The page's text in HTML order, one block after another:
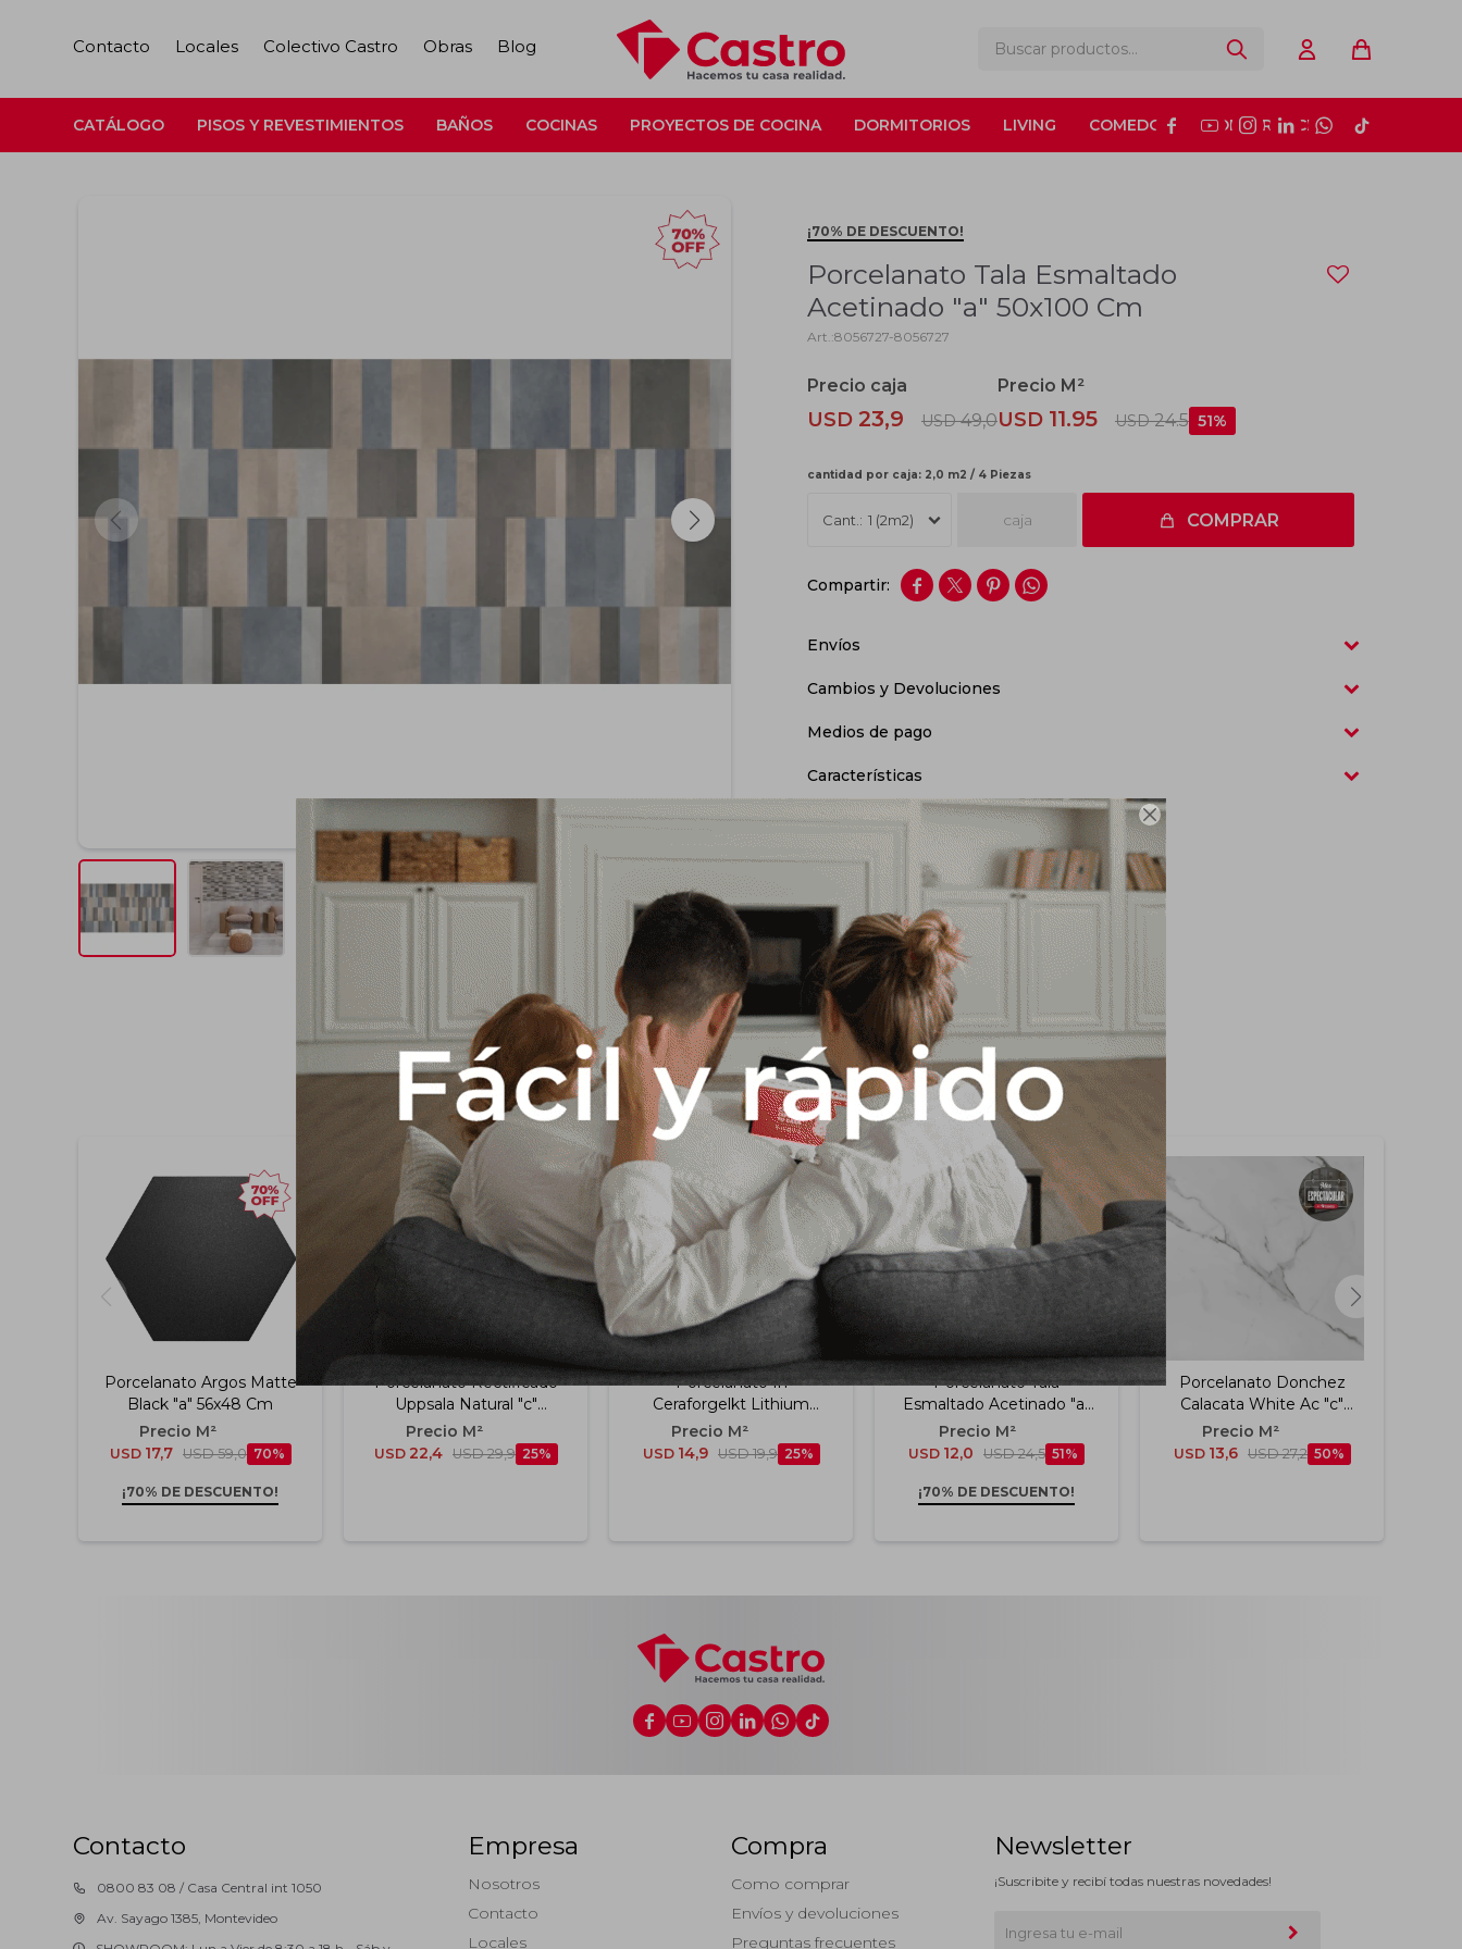

CATÁLOGO PISOS Y REVESTIMIENTOS BAÑOS COCINAS PROYECTOS DE COCINA DORMITORIOS LIVING COMEDOR CONSTRUCCIÓN
     
Contacto Locales Colectivo Castro Obras Blog
¡70% DE DESCUENTO!
Porcelanato Tala Esmaltado
Acetinado "a" 50x100 Cm
8056727-8056727
USD 23,9 USD 49,0USD 11.95 USD24.5 51
cantidad por caja: 2,0 m2 / 4 Piezas
1 (2m2) caja COMPRAR
   
Envíos
Cambios y Devoluciones
Medios de pago
Características
Productos que te pueden interesar
Porcelanato Argos Matte
Black "a" 56x48 Cm
USD 17,7 USD 59,0 70
¡70% DE DESCUENTO!
Porcelanato Rectificado
Uppsala Natural "c"
19,5x119,5 Cm
USD 22,4 USD 29,9 25
Porcelanato In
Ceraforgelkt Lithium
4500-0281-2 29.8x60 Cm
USD 14,9 USD 19,9 25
Porcelanato Tala
Esmaltado Acetinado "a"
50x101 Cm
USD 12,0 USD 24,5 51
¡70% DE DESCUENTO!
Porcelanato Donchez
Calacata White Ac "c"
60x60 Cm
USD 13,6 USD 27,2 50
     
Contacto
0800 83 08 / Casa Central int 1050
Av. Sayago 1385, Montevideo
Empresa
Nosotros
Contacto
Locales
Compra
Como comprar
Envíos y devoluciones
Preguntas frecuentes
Newsletter
¡Suscribite y recibí todas nuestras novedades!